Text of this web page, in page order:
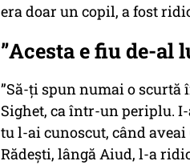
era doar un copil, a fost
”Acesta e fiu de-al
”Să-ți spun numai o scurtă
Sighet, ca într-un periplu.
tu l-ai cunoscut, când
Rădești, lângă Aiud, l-a